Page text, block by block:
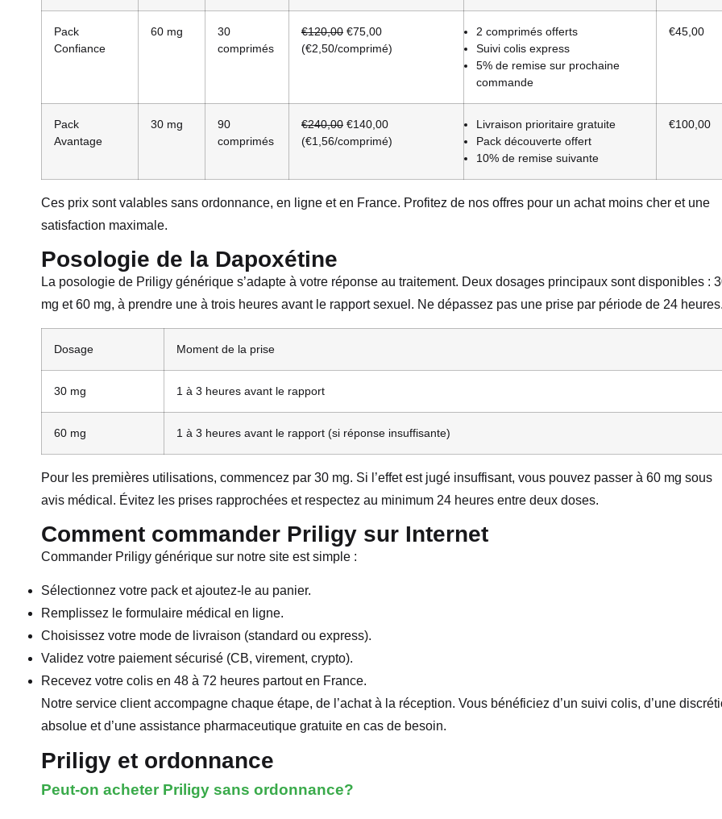
Pack
Confiance
60 mg
30
comprimés
€120,00 €75,00
(€2,50/comprimé)
2 comprimés offerts
Suivi colis express
5% de remise sur prochaine
commande
€45,00
Pack
Avantage
30 mg
90
comprimés
€240,00 €140,00
(€1,56/comprimé)
Livraison prioritaire gratuite
Pack découverte offert
10% de remise suivante
€100,00
Ces prix sont valables sans ordonnance, en ligne et en France. Profitez de nos offres pour un achat moins cher et une
satisfaction maximale.
Posologie de la Dapoxétine
La posologie de Priligy générique s’adapte à votre réponse au traitement. Deux dosages principaux sont disponibles :
mg et 60 mg, à prendre une à trois heures avant le rapport sexuel. Ne dépassez pas une prise par période de 24
Dosage Moment de la prise
30 mg 1 à 3 heures avant le rapport
60 mg 1 à 3 heures avant le rapport (si réponse insuffisante)
Pour les premières utilisations, commencez par 30 mg. Si l’effet est jugé insuffisant, vous pouvez passer à 60 mg sous
avis médical. Évitez les prises rapprochées et respectez au minimum 24 heures entre deux doses.
Comment commander Priligy sur Internet
Commander Priligy générique sur notre site est simple :
Sélectionnez votre pack et ajoutez-le au panier.
Remplissez le formulaire médical en ligne.
Choisissez votre mode de livraison (standard ou express).
Validez votre paiement sécurisé (CB, virement, crypto).
Recevez votre colis en 48 à 72 heures partout en France.
Notre service client accompagne chaque étape, de l’achat à la réception. Vous bénéficiez d’un suivi colis, d’une
absolue et d’une assistance pharmaceutique gratuite en cas de besoin.
Priligy et ordonnance
Peut-on acheter Priligy sans ordonnance?